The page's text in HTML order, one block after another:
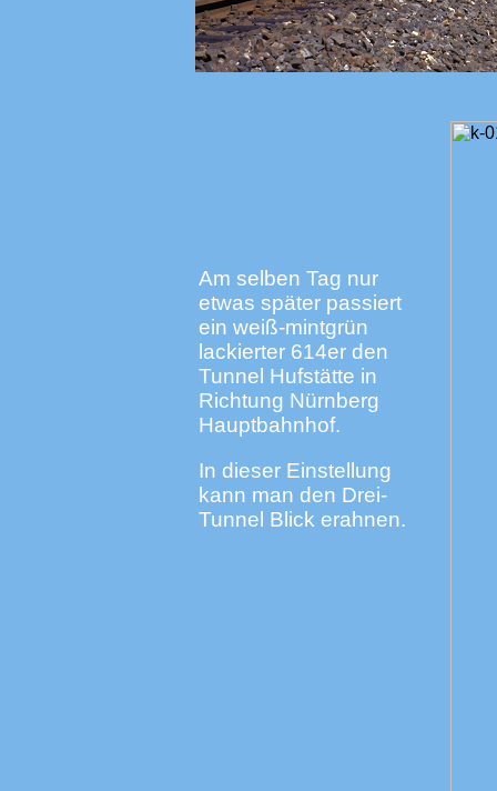
Am selben Tag nur
etwas später passiert
ein weiß-mintgrün
lackierter 614er den
Tunnel Hufstätte in
Richtung Nürnberg
Hauptbahnhof.
In dieser Einstellung
kann man den Drei-
Tunnel Blick erahnen.